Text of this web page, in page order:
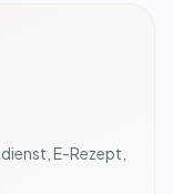
E-Rezept,